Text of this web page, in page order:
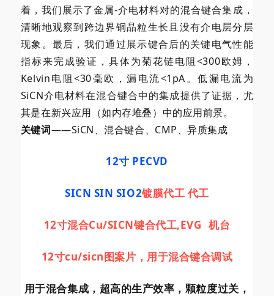
着，我们展示了金属-介电材料对的混合键合集成，
清晰地观察到跨边界铜晶粒生长且没有介电层分层
现象。最后，我们通过展示键合后的关键电气性能
指标来完成验证，具体为菊花链电阻<300欧姆，
Kelvin电阻<30毫欧，漏电流<1pA。低漏电流为
SiCN介电材料在混合键合中的集成提供了证据，尤
其是在新兴应用（如内存堆叠）中的应用前景。
关键词——SiCN、混合键合、CMP、异质集成
12寸 PECVD
SICN SIN SIO2镀膜代工 代工
12寸混合Cu/SICN键合代工,EVG 机台
12寸cu/sicn图案片，用于混合键合调试
用于混合集成，超高的生产效率，颗粒度过关，